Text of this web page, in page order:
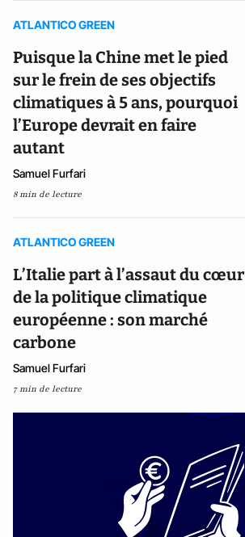
ATLANTICO GREEN
Puisque la Chine met le pied
sur le frein de ses objectifs
climatiques à 5 ans, pourquoi
l’Europe devrait en faire
autant
Samuel Furfari
8 min de lecture
ATLANTICO GREEN
L’Italie part à l’assaut du cœur
de la politique climatique
européenne : son marché
carbone
Samuel Furfari
7 min de lecture